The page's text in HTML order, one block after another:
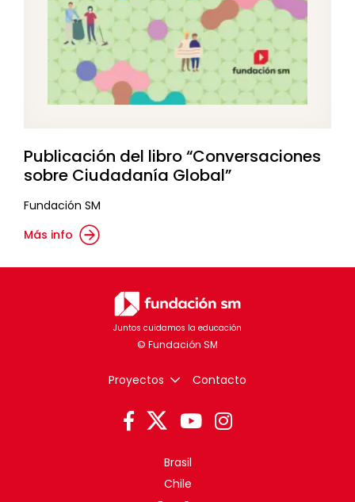
Publicación del libro “Conversaciones
sobre Ciudadanía Global”
Fundación SM
Más info
Juntos cuidamos la educación
Proyectos Contacto
Brasil
Chile